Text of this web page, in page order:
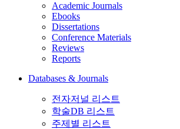
Academic Journals
Ebooks
Dissertations
Conference Materials
Reviews
Reports
Databases & Journals
전자저널 리스트
학술DB 리스트
주제별 리스트